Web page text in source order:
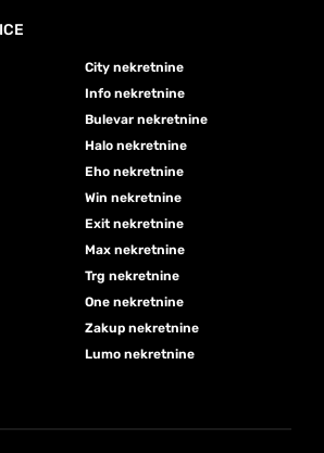
City nekretnine
Info nekretnine
Bulevar nekretnine
Halo nekretnine
Eho nekretnine
Win nekretnine
Exit nekretnine
Max nekretnine
Trg nekretnine
One nekretnine
Zakup nekretnine
Lumo nekretnine